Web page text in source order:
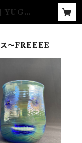
| YUGE
ス〜FREEEE